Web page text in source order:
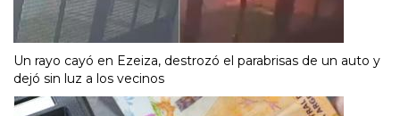
Un rayo cayó en Ezeiza, destrozó el parabrisas de un auto y
dejó sin luz a los vecinos